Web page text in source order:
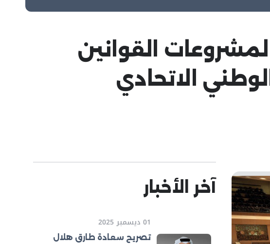
القوانين
الاتحادي
آخر الأخبار
01 ديسمبر 2025
تصريح سعادة طارق هلال